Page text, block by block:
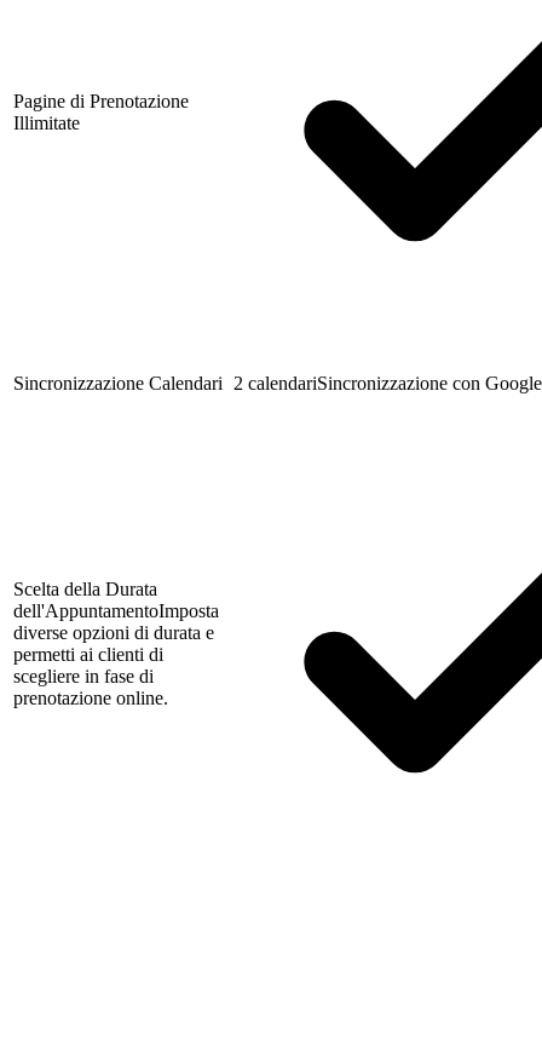
Pagine di Prenotazione
Illimitate
Sincronizzazione Calendari 2 calendariSincronizzazione con
Scelta della Durata
dell'AppuntamentoImposta
diverse opzioni di durata e
permetti ai clienti di
scegliere in fase di
prenotazione online.